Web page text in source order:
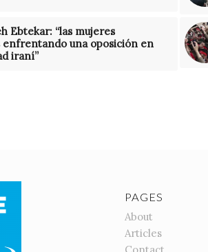
Ebtekar: “las mujeres
enfrentando una oposición en
iraní”
PAGES
About
Articles